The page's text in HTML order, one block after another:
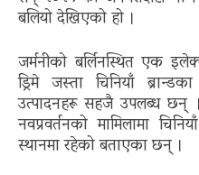
बलियो देखिएको हो ।
जर्मनीको बर्लिनस्थित एक
ड्रिमे जस्ता चिनियाँ
उत्पादनहरू सहजै उपलब्ध छन् ।
नवप्रवर्तनको मामिलामा
स्थानमा रहेको बताएका छन् ।